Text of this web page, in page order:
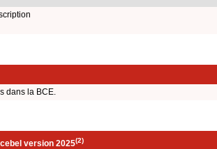
dans la BCE.
version 2025(2)